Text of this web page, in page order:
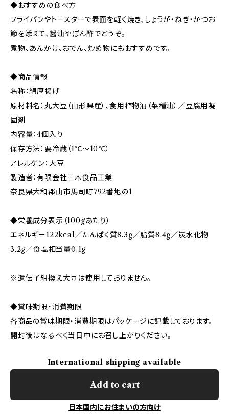
◆おすすめの食べ方
フライパンやトースターで表面を軽く焼き、しょうが・ねぎ・かつお
節を添えて、醤油やぽん酢でどうぞ。
煮物、あんかけ、おでん、炒め物にもおすすめです。
◆商品情報
名称：絹厚揚げ
原材料名：丸大豆（山形県産）、食用植物油（菜種油）／豆腐用凝
固剤
内容量：4個入り
保存方法：要冷蔵（1℃～10℃）
アレルゲン：大豆
製造者：有限会社三木食品工業
奈良県大和郡山市馬司町792番地の1
◆栄養成分表示（100gあたり）
エネルギー122kcal／たんぱく質8.3g／脂質8.4g／炭水化物
3.2g／食塩相当量0.1g
※遺伝子組換え大豆は使用しておりません。
◆賞味期限・消費期限
各商品の賞味期限・消費期限はパッケージに記載しております。
開封後はなるべく当日中にお召し上がりください。
International shipping available
Add to cart
日本国内にお住まいの方向け